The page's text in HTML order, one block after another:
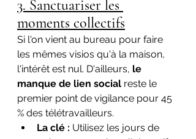
3. Sanctuariser les
moments collectifs
Si l'on vient au bureau pour faire
les mêmes visios qu'à la maison,
l'intérêt est nul. D'ailleurs, le
manque de lien social reste le
premier point de vigilance pour 45
% des télétravailleurs.
La clé : Utilisez les jours de